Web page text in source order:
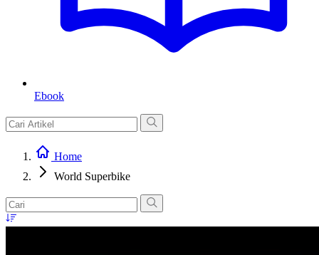
Ebook
Home
World Superbike